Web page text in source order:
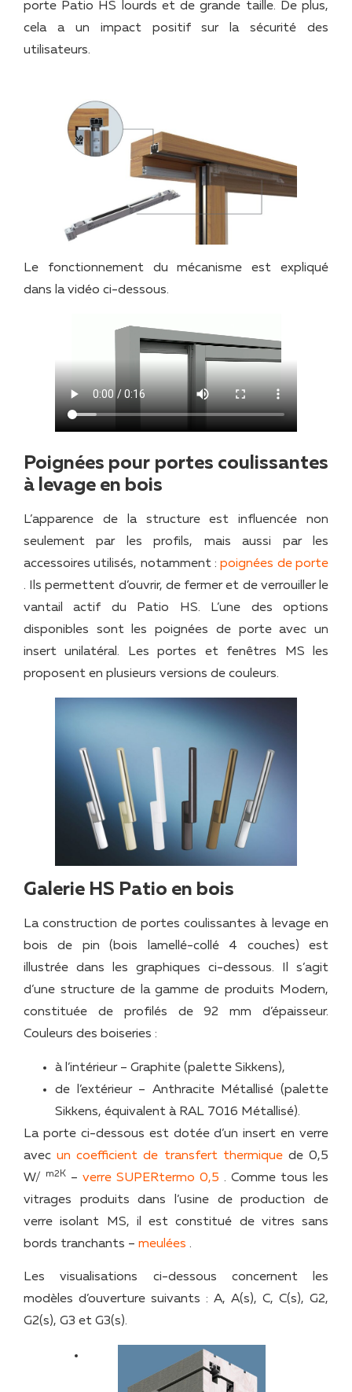
porte Patio HS lourds et de grande taille. De plus,
cela a un impact positif sur la sécurité des
utilisateurs.
Le fonctionnement du mécanisme est expliqué
dans la vidéo ci-dessous.
Poignées pour portes coulissantes
à levage en bois
L’apparence de la structure est influencée non
seulement par les profils, mais aussi par les
accessoires utilisés, notamment :poignées de porte
. Ils permettent d’ouvrir, de fermer et de verrouiller le
vantail actif du Patio HS. L’une des options
disponibles sont les poignées de porte avec un
insert unilatéral. Les portes et fenêtres MS les
proposent en plusieurs versions de couleurs.
Galerie HS Patio en bois
La construction de portes coulissantes à levage en
bois de pin (bois lamellé-collé 4 couches) est
illustrée dans les graphiques ci-dessous. Il s’agit
d’une structure de la gamme de produits Modern,
constituée de profilés de 92 mm d’épaisseur.
Couleurs des boiseries :
à l’intérieur – Graphite (palette Sikkens),
de l’extérieur – Anthracite Métallisé (palette
Sikkens, équivalent à RAL 7016 Métallisé).
La porte ci-dessous est dotée d’un insert en verre
avecun coefficient de transfert thermiquede 0,5
W/
m2K – verre SUPERtermo 0,5 . Comme tous les
vitrages produits dans l’usine de production de
verre isolant MS, il est constitué de vitres sans
bords tranchants – meulées .
Les visualisations ci-dessous concernent les
modèles d’ouverture suivants : A, A(s), C, C(s), G2,
G2(s), G3 et G3(s).